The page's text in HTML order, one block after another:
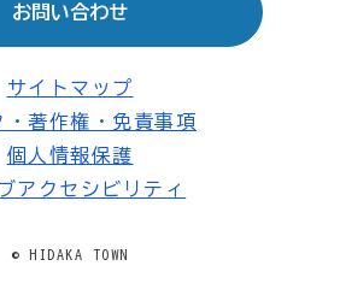
お問い合わせ
サイトマップ
・著作権・免責事項
個人情報保護
アクセシビリティ
© HIDAKA TOWN